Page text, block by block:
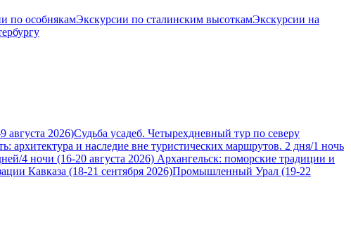
по особнякамЭкскурсии по сталинским высоткамЭкскурсии на
августа 2026)Судьба усадеб. Четырехдневный тур по северу
архитектура и наследие вне туристических маршрутов. 2 дня/1 ночь
4 ночи (16-20 августа 2026) Архангельск: поморские традиции и
Кавказа (18-21 сентября 2026)Промышленный Урал (19-22